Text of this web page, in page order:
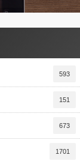
593
151
673
1701